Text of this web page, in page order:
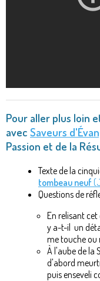
Pour aller plus loin
avec Saveurs
Passion et de la
Texte de la
tombeau neuf
Questions de
En relisant
y a-t-il un
me touche ou
À l'aube de la
d'abord
puis enseveli